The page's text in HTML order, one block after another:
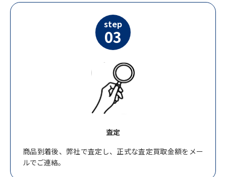
step
03
査定
商品到着後、弊社で査定し、正式な査定買取金額をメー
ルでご連絡。